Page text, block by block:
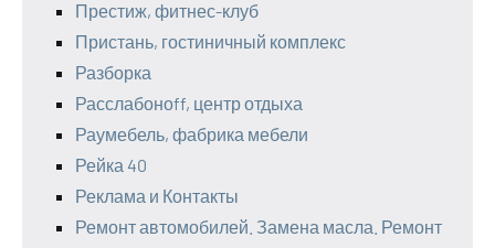
Престиж, фитнес-клуб
Пристань, гостиничный комплекс
Разборка
Расслабоноff, центр отдыха
Раумебель, фабрика мебели
Рейка 40
Реклама и Контакты
Ремонт автомобилей. Замена масла. Ремонт